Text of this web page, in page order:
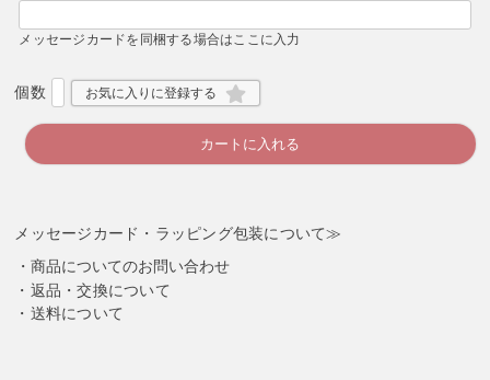
メッセージカードを同梱する場合はここに入力
お気に入りに登録する
カートに入れる
メッセージカード・ラッピング包装について≫
商品についてのお問い合わせ
返品・交換について
送料について